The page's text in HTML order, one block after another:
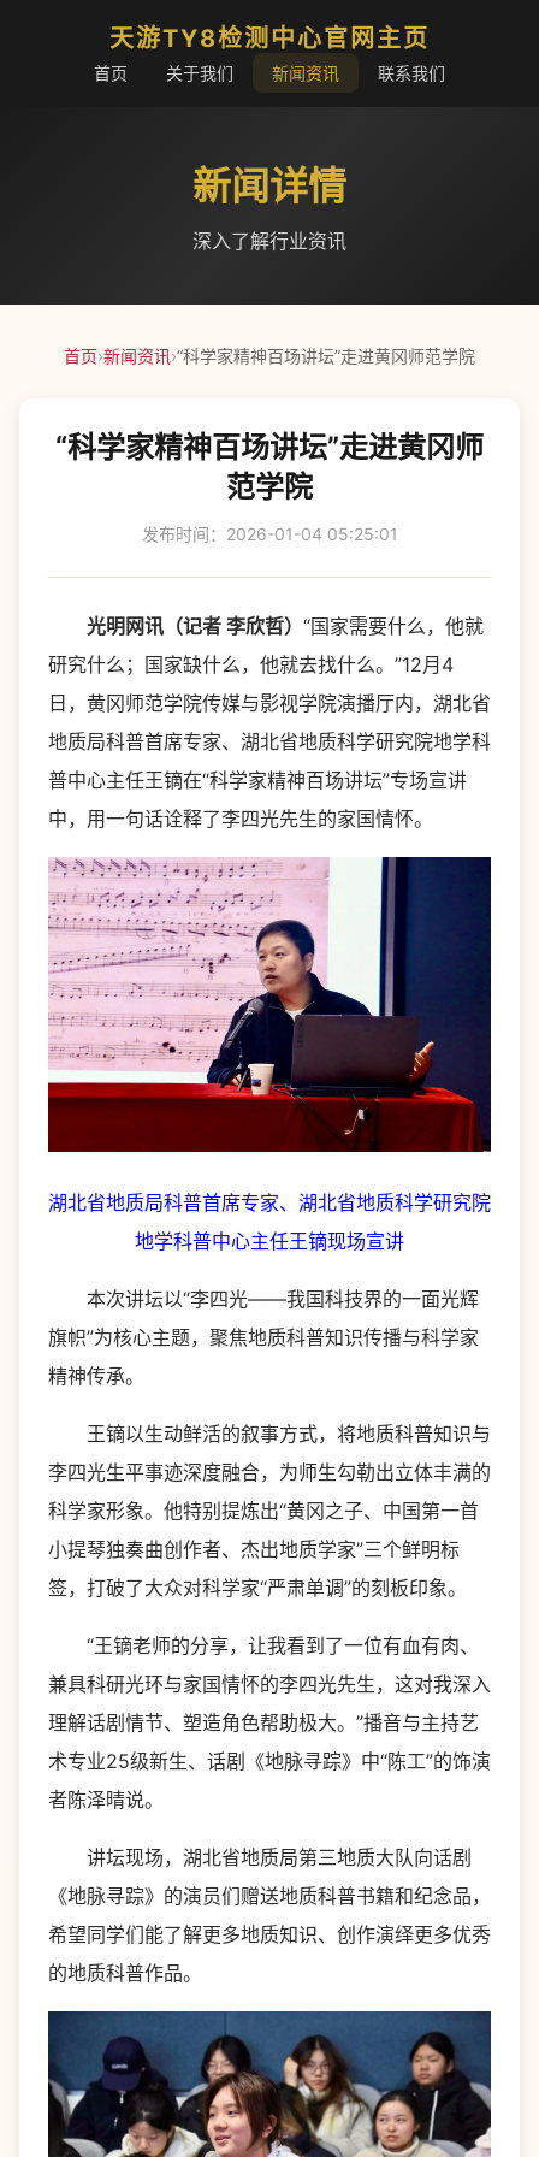
天游TY8检测中心官网主页
首页 关于我们 新闻资讯 联系我们
新闻详情
深入了解行业资讯
首页›新闻资讯›“科学家精神百场讲坛”走进黄冈师范学院
“科学家精神百场讲坛”走进黄冈师
范学院
发布时间：2026-01-04 05:25:01
光明网讯（记者 李欣哲） “国家需要什么，他就
研究什么；国家缺什么，他就去找什么。”12月4
日，黄冈师范学院传媒与影视学院演播厅内，湖北省
地质局科普首席专家、湖北省地质科学研究院地学科
普中心主任王镝在“科学家精神百场讲坛”专场宣讲
中，用一句话诠释了李四光先生的家国情怀。
湖北省地质局科普首席专家、湖北省地质科学研究院
地学科普中心主任王镝现场宣讲
本次讲坛以“李四光——我国科技界的一面光辉
旗帜”为核心主题，聚焦地质科普知识传播与科学家
精神传承。
王镝以生动鲜活的叙事方式，将地质科普知识与
李四光生平事迹深度融合，为师生勾勒出立体丰满的
科学家形象。他特别提炼出“黄冈之子、中国第一首
小提琴独奏曲创作者、杰出地质学家”三个鲜明标
签，打破了大众对科学家“严肃单调”的刻板印象。
“王镝老师的分享，让我看到了一位有血有肉、
兼具科研光环与家国情怀的李四光先生，这对我深入
理解话剧情节、塑造角色帮助极大。”播音与主持艺
术专业25级新生、话剧《地脉寻踪》中“陈工”的饰演
者陈泽晴说。
讲坛现场，湖北省地质局第三地质大队向话剧
《地脉寻踪》的演员们赠送地质科普书籍和纪念品，
希望同学们能了解更多地质知识、创作演绎更多优秀
的地质科普作品。